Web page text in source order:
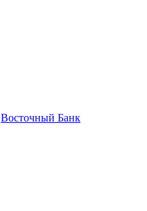
Восточный Банк